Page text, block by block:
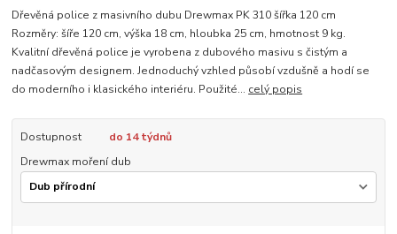
Dřevěná police z masivního dubu Drewmax PK 310 šířka 120 cm
Rozměry: šíře 120 cm, výška 18 cm, hloubka 25 cm, hmotnost 9 kg.
Kvalitní dřevěná police je vyrobena z dubového masivu s čistým a
nadčasovým designem. Jednoduchý vzhled působí vzdušně a hodí se
do moderního i klasického interiéru. Použité... celý popis
Dostupnost
do 14 týdnů
Drewmax moření dub